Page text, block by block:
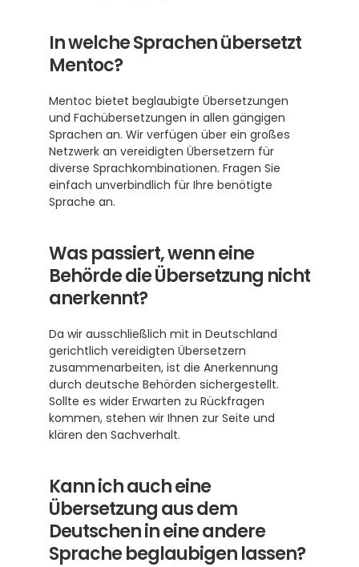
In welche Sprachen übersetzt
Mentoc?
Mentoc bietet beglaubigte Übersetzungen
und Fachübersetzungen in allen gängigen
Sprachen an. Wir verfügen über ein großes
Netzwerk an vereidigten Übersetzern für
diverse Sprachkombinationen. Fragen Sie
einfach unverbindlich für Ihre benötigte
Sprache an.
Was passiert, wenn eine
Behörde die Übersetzung nicht
anerkennt?
Da wir ausschließlich mit in Deutschland
gerichtlich vereidigten Übersetzern
zusammenarbeiten, ist die Anerkennung
durch deutsche Behörden sichergestellt.
Sollte es wider Erwarten zu Rückfragen
kommen, stehen wir Ihnen zur Seite und
klären den Sachverhalt.
Kann ich auch eine
Übersetzung aus dem
Deutschen in eine andere
Sprache beglaubigen lassen?